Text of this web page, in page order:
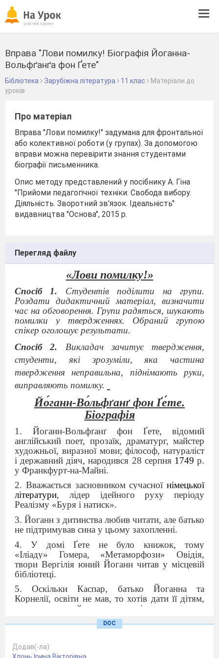
Вправа "Лови помилку! Біографія Йоганна-
Вольфґанґа фон Ґете"
Бібліотека Зарубіжна література 11 клас
Матеріали до
уроків
Про матеріал
Вправа "Лови помилку!" задумана для фронтальної
або колективної роботи (у групах). За допомогою
вправи можна перевірити знання студентами
біографії письменника.
Опис методу представлений у посібнику А. Гіна
"Прийоми педагогічної техніки: Свобода вибору.
Діяльність. Зворотний зв'язок. Ідеальність"
видавництва "Основа", 2015 р.
Перегляд файлу
«Лови помилку!»
Спосіб 1. Студентів поділити на групи.
Роздати дидактичний матеріал, визначити
час на обговорення. Групи радяться, шукають
помилки у твердженнях. Обраний групою
спікер оголошує результати.
Спосіб 2. Викладач зачитує твердження,
студенти, які зрозуміли, яка частина
твердження неправильна, піднімають руки,
виправляють помилку.
Йо́ганн-Во́льфґанґ фон Ґе́те.
Біографія
1. Йоганн-Вольфґанґфон Ґете, відомий
англійськийпоет, прозаїк, драматург, майстер
художньої, виразної мови; філософ, натураліст
і державний діяч, народився 28 серпня 1749 р.
у Франкфурт-на-Майні.
2. Вважається засновником сучасної німецької
літератури, лідер ідейного руху періоду
Реалізму «Буря і натиск».
3. Йоганн з дитинства любив читати, але батько
не підтримував сина у цьому захопленні.
4. У доміҐете не було книжок, тому
«Іліаду»
Гомера, «Метаморфози»
Овідія,
твори Вергілія юний Йоганн читав у місцевій
бібліотеці.
5. Оскільки Каспар, батько Йоганна та
Корнелії, освіти не мав, то хотів дати її дітям,
запрошуючи найкращих вчителів.
6. Спочатку Йоганн вступив до Лейпціґського
у
Страсбурзькому університеті, де
захистив
дисертацію
DOC
Додав(-ла)